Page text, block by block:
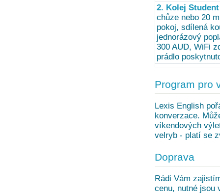
2. Kolej
chůze nebo 20
pokoj, sdílená
jednorázový
300 AUD, WiFi
prádlo
Program pro
Lexis English
konverzace.
víkendových
velryb - platí se
Doprava
Rádi Vám
cenu, nutné jsou